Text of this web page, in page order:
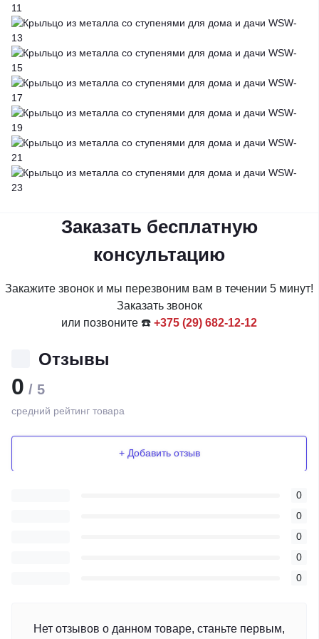
Заказать бесплатную
консультацию
Закажите звонок и мы перезвоним вам в течении 5 минут!
Заказать звонок
или позвоните ☎️ +375 (29) 682-12-12
Отзывы
0 / 5
средний рейтинг товара
+ Добавить отзыв
0
0
0
0
0
Нет отзывов о данном товаре, станьте первым,